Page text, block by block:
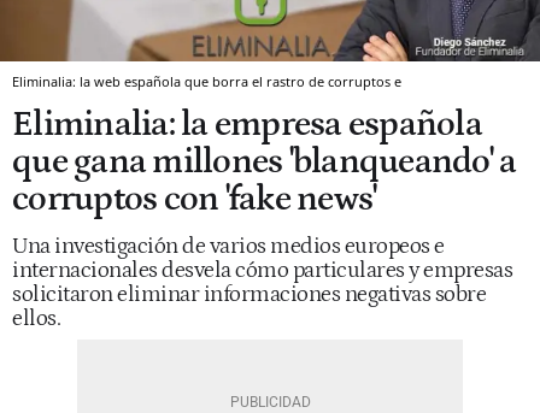
Eliminalia: la web española que borra el rastro de corruptos e
Eliminalia: la empresa española
que gana millones 'blanqueando' a
corruptos con 'fake news'
Una investigación de varios medios europeos e
internacionales desvela cómo particulares y empresas
solicitaron eliminar informaciones negativas sobre
ellos.